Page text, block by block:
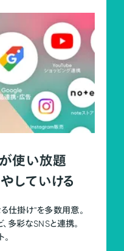
使い放題
していける
仕掛け"を多数用意。
多彩なSNSと連携。